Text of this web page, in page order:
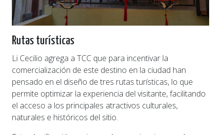
Rutas turísticas
Li Cecilio agrega a TCC que para incentivar la
comercialización de este destino en la ciudad han
pensado en el diseño de tres rutas turísticas, lo que
permite optimizar la experiencia del visitante, facilitando
el acceso a los principales atractivos culturales,
naturales e históricos del sitio.